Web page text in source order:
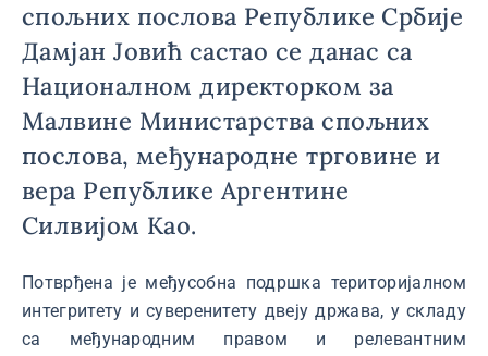
спољних послова Републике Србије
Дамјан Јовић састао се данас са
Националном директорком за
Малвине Министарства спољних
послова, међународне трговине и
вера Републике Аргентине
Силвијом Као.
Потврђена је међусобна подршка територијалном
интегритету и суверенитету двеју држава, у складу
са међународним правом и релевантним